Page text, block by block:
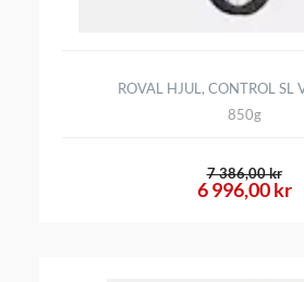
ROVAL HJUL, CONTROL SL
850g
6 996,00 kr
7 386,00 kr